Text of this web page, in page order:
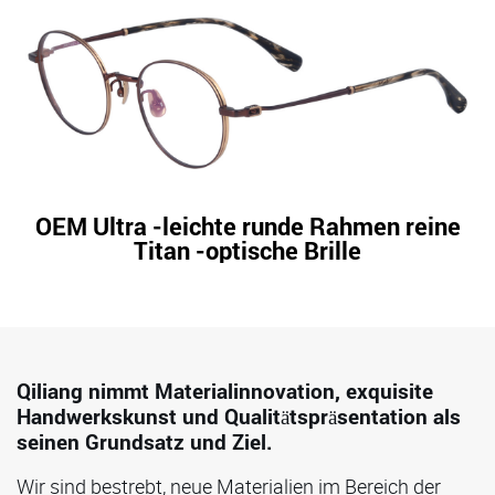
OEM Ultra -leichte runde Rahmen reine
Titan -optische Brille
Qiliang nimmt Materialinnovation, exquisite
Handwerkskunst und Qualitätspräsentation als
seinen Grundsatz und Ziel.
Wir sind bestrebt, neue Materialien im Bereich der